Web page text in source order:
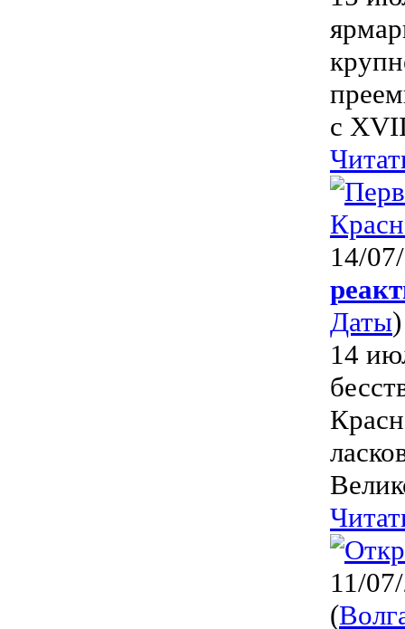
с
14/
Даты)
14
11/
(